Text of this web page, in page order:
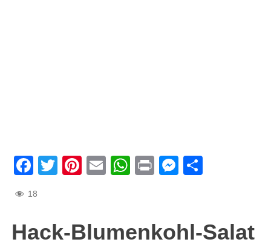
Facebook
TwitterPinterest
EmailWhatsApp
Print
18
Hack-Blumenkohl-Salat